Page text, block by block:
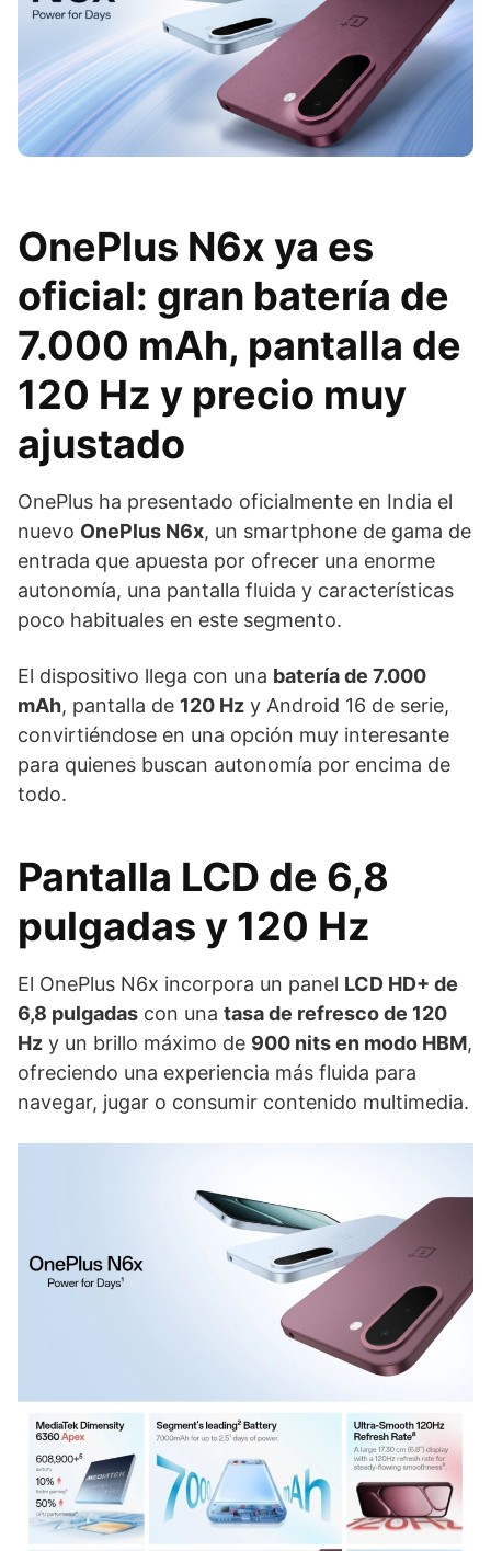
OnePlus N6x ya es
oficial: gran batería de
7.000 mAh, pantalla de
120 Hz y precio muy
ajustado
OnePlus ha presentado oficialmente en India el
nuevo OnePlus N6x, un smartphone de gama de
entrada que apuesta por ofrecer una enorme
autonomía, una pantalla fluida y características
poco habituales en este segmento.
El dispositivo llega con una batería de 7.000
mAh, pantalla de 120 Hz y Android 16 de serie,
convirtiéndose en una opción muy interesante
para quienes buscan autonomía por encima de
todo.
Pantalla LCD de 6,8
pulgadas y 120 Hz
El OnePlus N6x incorpora un panel LCD HD+ de
6,8 pulgadas con una tasa de refresco de 120
Hz y un brillo máximo de 900 nits en modo HBM,
ofreciendo una experiencia más fluida para
navegar, jugar o consumir contenido multimedia.